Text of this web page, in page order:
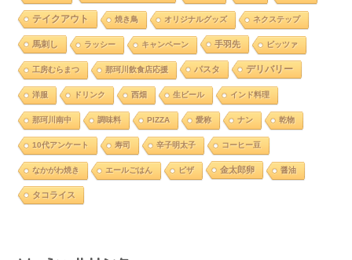
テイクアウト 焼き鳥 オリジナルグッズ ネクステップ
馬刺し ラッシー キャンペーン 手羽先 ピッツァ
工房むらまつ 那珂川飲食店応援 パスタ デリバリー
洋服 ドリンク 西畑 生ビール インド料理
那珂川南中 調味料 PIZZA 愛称 ナン 乾物
10代アンケート 寿司 辛子明太子 コーヒー豆
なかがわ焼き エールごはん ピザ 金太郎卵 醤油
タコライス